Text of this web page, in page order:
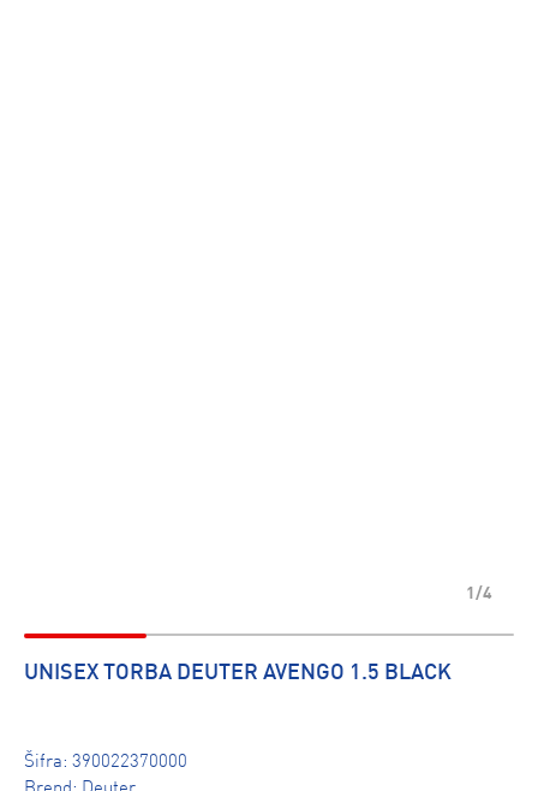
1/4
UNISEX TORBA DEUTER AVENGO 1.5 BLACK
Šifra: 390022370000